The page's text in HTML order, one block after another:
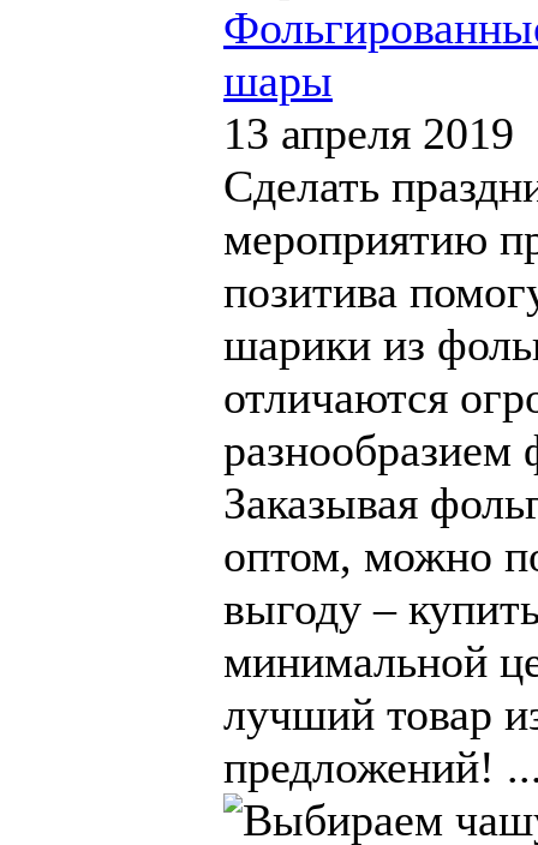
шары
13 апреля 2019
Сделать
мероприятию
позитива
шарики из
отличаются
разнообразием
Заказывая
оптом, можно
выгоду –
минимальной
лучший товар
предложений!